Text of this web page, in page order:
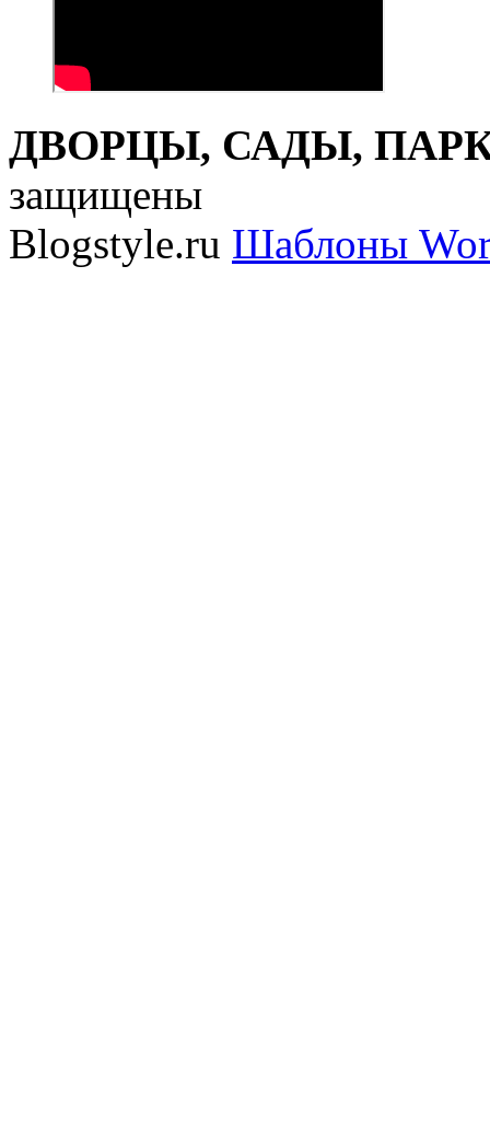
ДВОРЦЫ, САДЫ,
защищены
Blogstyle.ru Шаблоны